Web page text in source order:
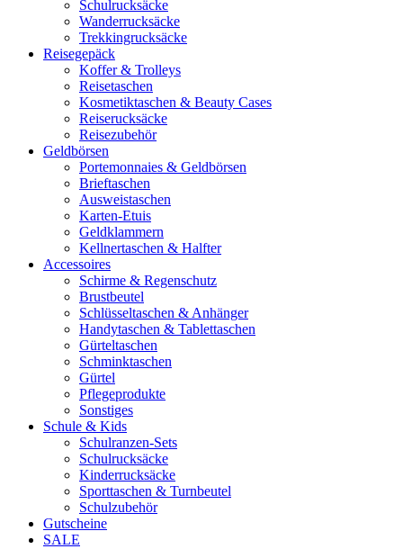
Schulrucksäcke
Wanderrucksäcke
Trekkingrucksäcke
Reisegepäck
Koffer & Trolleys
Reisetaschen
Kosmetiktaschen & Beauty Cases
Reiserucksäcke
Reisezubehör
Geldbörsen
Portemonnaies & Geldbörsen
Brieftaschen
Ausweistaschen
Karten-Etuis
Geldklammern
Kellnertaschen & Halfter
Accessoires
Schirme & Regenschutz
Brustbeutel
Schlüsseltaschen & Anhänger
Handytaschen & Tablettaschen
Gürteltaschen
Schminktaschen
Gürtel
Pflegeprodukte
Sonstiges
Schule & Kids
Schulranzen-Sets
Schulrucksäcke
Kinderrucksäcke
Sporttaschen & Turnbeutel
Schulzubehör
Gutscheine
SALE